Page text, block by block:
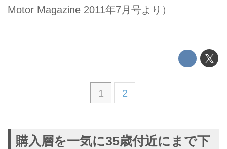
Motor Magazine 2011年7月号より）
1 2
購入層を一気に35歳付近にまで下